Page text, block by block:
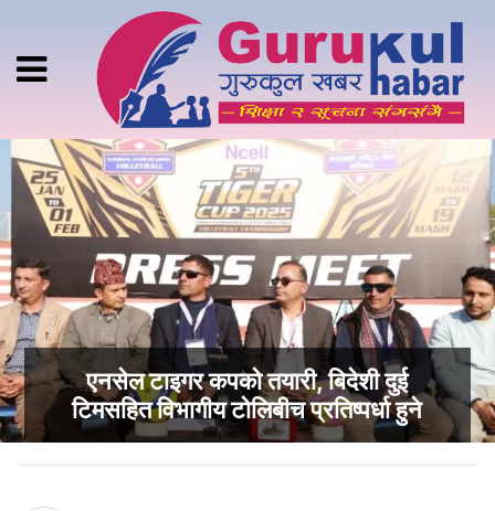
एनसेल टाइगर कपको तयारी, बिदेशी दुई
टिमसहित विभागीय टोलिबीच प्रतिष्पर्धा हुने